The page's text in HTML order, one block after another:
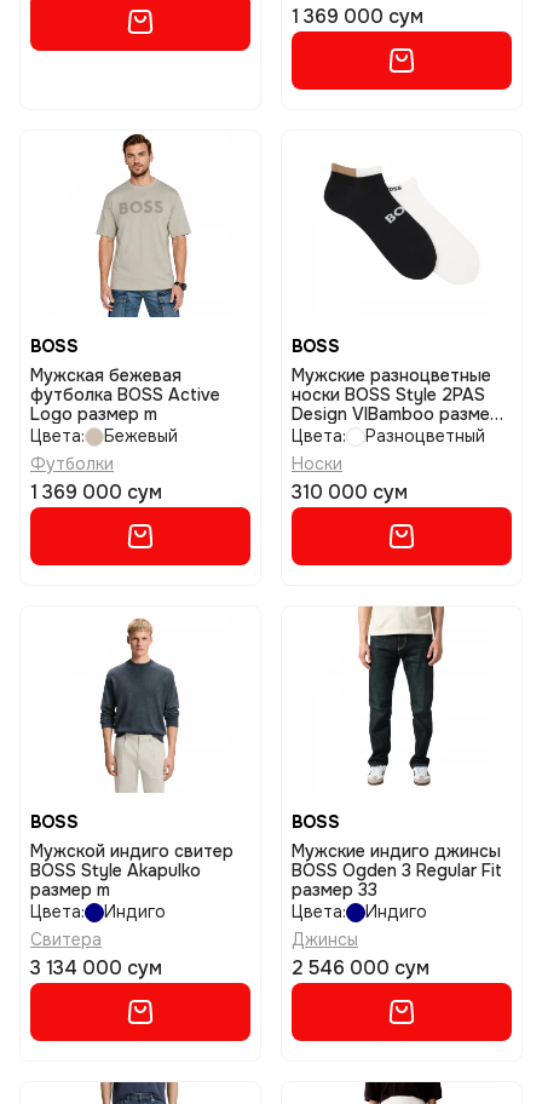
1 369 000 сум
BOSS
Мужская бежевая
футболка BOSS Active
Logo размер m
Цвета:
Бежевый
Футболки
1 369 000 сум
BOSS
Мужские разноцветные
носки BOSS Style 2PAS
Design VIBamboo размер
39-42
Цвета:
Разноцветный
Носки
310 000 сум
BOSS
Мужской индиго свитер
BOSS Style Akapulko
размер m
Цвета:
Индиго
Свитера
3 134 000 сум
BOSS
Мужские индиго джинсы
BOSS Ogden 3 Regular Fit
размер 33
Цвета:
Индиго
Джинсы
2 546 000 сум